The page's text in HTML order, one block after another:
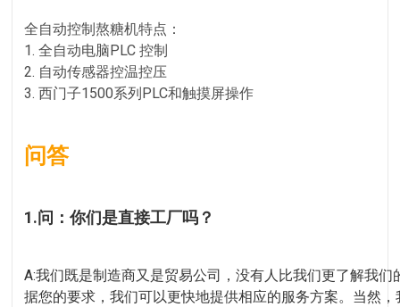
全自动控制熬糖机特点：
1. 全自动电脑PLC 控制
2. 自动传感器控温控压
3. 西门子1500系列PLC和触摸屏操作
问答
1.问：你们是直接工厂吗？
A:我们既是制造商又是贸易公司，没有人比我们更了解我
据您的要求，我们可以更快地提供相应的服务方案。当然